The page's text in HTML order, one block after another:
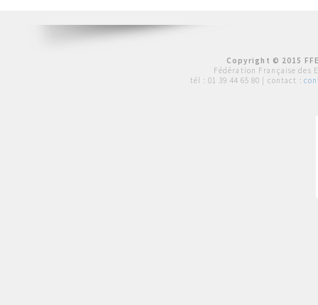
Copyright © 2015
Fédération Française des
tél : 01 39 44 65 80 | contact :